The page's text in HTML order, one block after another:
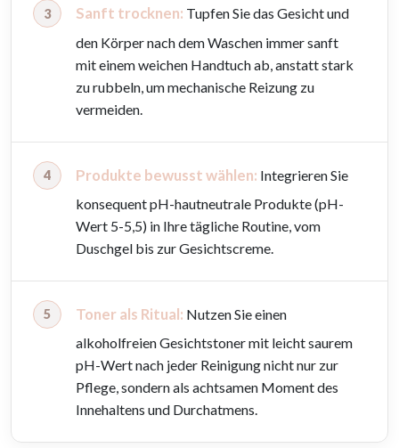
Sanft trocknen: Tupfen Sie das Gesicht und
den Körper nach dem Waschen immer sanft
mit einem weichen Handtuch ab, anstatt stark
zu rubbeln, um mechanische Reizung zu
vermeiden.
Produkte bewusst wählen: Integrieren Sie
konsequent pH-hautneutrale Produkte (pH-
Wert 5-5,5) in Ihre tägliche Routine, vom
Duschgel bis zur Gesichtscreme.
Toner als Ritual: Nutzen Sie einen
alkoholfreien Gesichtstoner mit leicht saurem
pH-Wert nach jeder Reinigung nicht nur zur
Pflege, sondern als achtsamen Moment des
Innehaltens und Durchatmens.